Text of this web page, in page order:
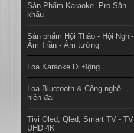
Sản Phẩm Karaoke -Pro Sân
khấu
Sản phẩm Hội Thảo - Hội Nghị-
Âm Trần - Âm tường
Loa Karaoke Di Động
Loa Bluetooth & Công nghệ
hiện đại
Tivi Oled, Qled, Smart TV - TV
UHD 4K